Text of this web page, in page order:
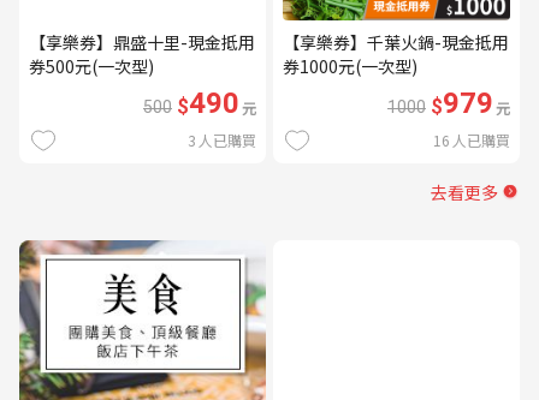
【享樂券】鼎盛十里-現金抵用
券500元(一次型)
500 $490元
3 人已購買
【享樂券】千葉火鍋-現金抵用
券1000元(一次型)
1000 $979元
16 人已購買
去看更多